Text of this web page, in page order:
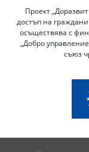
Проект
достъп на
осъществява с
„Добро
съюз